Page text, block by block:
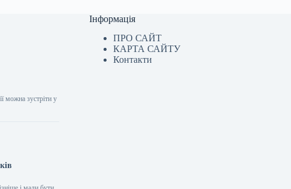
можна зустріти у
Інформація
ПРО САЙТ
КАРТА САЙТУ
Контакти